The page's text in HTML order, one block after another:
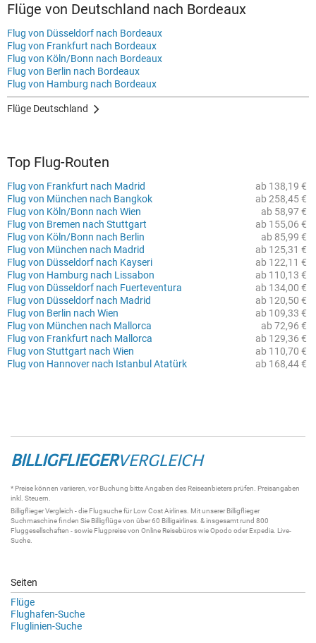
Flüge von Deutschland nach Bordeaux
Flug von Düsseldorf nach Bordeaux
Flug von Frankfurt nach Bordeaux
Flug von Köln/Bonn nach Bordeaux
Flug von Berlin nach Bordeaux
Flug von Hamburg nach Bordeaux
Flüge Deutschland
Top Flug-Routen
ab 138,19 €
Flug von Frankfurt nach Madrid
ab 258,45 €
Flug von München nach Bangkok
ab 58,97 €
Flug von Köln/Bonn nach Wien
ab 155,06 €
Flug von Bremen nach Stuttgart
ab 85,99 €
Flug von Köln/Bonn nach Berlin
ab 125,31 €
Flug von München nach Madrid
ab 122,11 €
Flug von Düsseldorf nach Kayseri
ab 110,13 €
Flug von Hamburg nach Lissabon
ab 134,00 €
Flug von Düsseldorf nach Fuerteventura
ab 120,50 €
Flug von Düsseldorf nach Madrid
ab 109,33 €
Flug von Berlin nach Wien
ab 72,96 €
Flug von München nach Mallorca
ab 129,36 €
Flug von Frankfurt nach Mallorca
ab 110,70 €
Flug von Stuttgart nach Wien
ab 168,44 €
Flug von Hannover nach Istanbul Atatürk
BILLIGFLIEGERVERGLEICH
* Preise können variieren, vor Buchung bitte Angaben des Reiseanbieters prüfen. Preisangaben
inkl. Steuern.
BilligfliegerVergleich - die Flugsuchefür Low Cost Airlines. Mit unsererBilligflieger
Suchmaschinefinden Sie Billigflügevon über 60 Billigairlines . & insgesamt rund 800
Fluggesellschaften - sowie Flugpreise von Online Reisebüros wie Opodo oder Expedia. Live-
Suche
Seiten
Flüge
Flughafen-Suche
Fluglinien-Suche